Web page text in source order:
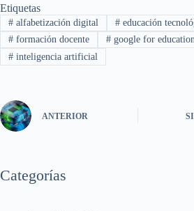
Etiquetas
#alfabetización digital #educación
#formación docente #google for
#inteligencia artificial
ANTERIOR
Categorías